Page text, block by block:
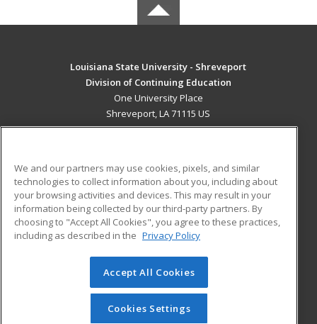
Louisiana State University - Shreveport
Division of Continuing Education
One University Place
Shreveport, LA 71115 US
ADDITIONAL RESOURCES
Military
Financial Assistance
Help
Student Blog
© 2026 ed2go, a division of Cengage Learning. All rights
reserved. The material on this site cannot be reproduced or
redistributed unless you have obtained prior written
We and our partners may use cookies, pixels, and similar
technologies to collect information about you, including about
your browsing activities and devices. This may result in your
information being collected by our third-party partners. By
choosing to "Accept All Cookies", you agree to these practices,
including as described in the Privacy Policy
Accept All Cookies
Cookies Settings